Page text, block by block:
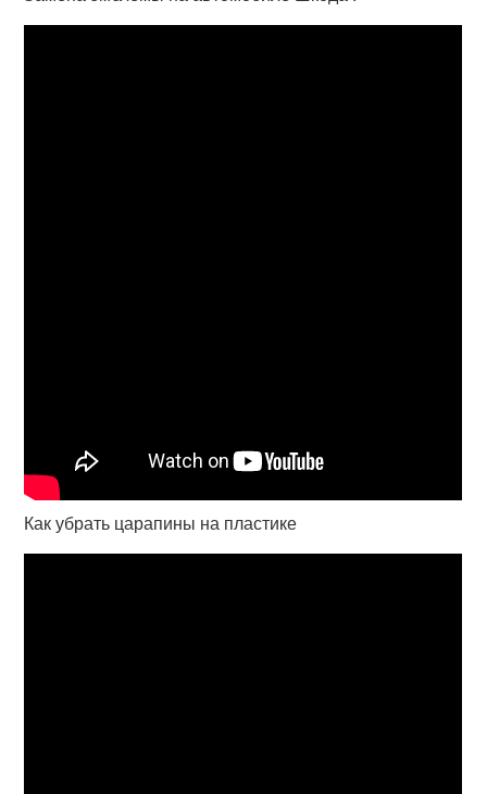
Как убрать царапины на пластике